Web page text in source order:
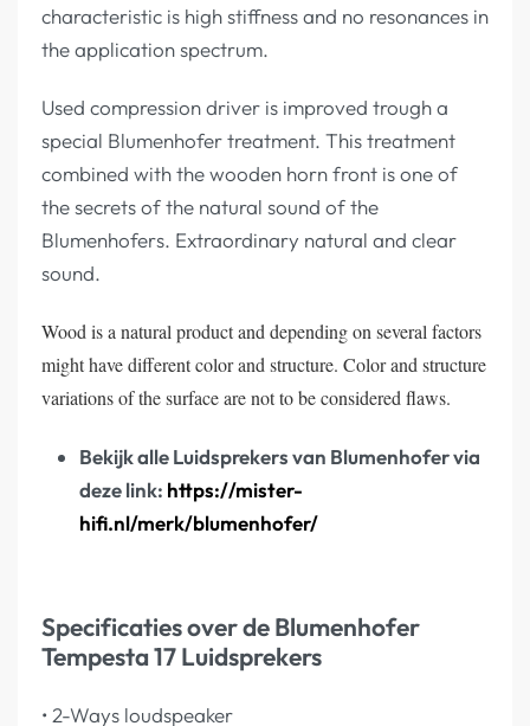
characteristic is high stiffness and no resonances in
the application spectrum.
Used compression driver is improved trough a
special Blumenhofer treatment. This treatment
combined with the wooden horn front is one of
the secrets of the natural sound of the
Blumenhofers. Extraordinary natural and clear
sound.
Wood is a natural product and depending on several factors
might have different color and structure. Color and structure
variations of the surface are not to be considered flaws.
Bekijk alle Luidsprekers van Blumenhofer via
deze link: https://mister-
hifi.nl/merk/blumenhofer/
Specificaties over de Blumenhofer
Tempesta 17 Luidsprekers
• 2-Ways loudspeaker